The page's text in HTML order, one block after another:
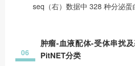
seq（右）数据中 328 种分泌蛋
06
肿瘤-血液配体-受体串扰
PitNET分类